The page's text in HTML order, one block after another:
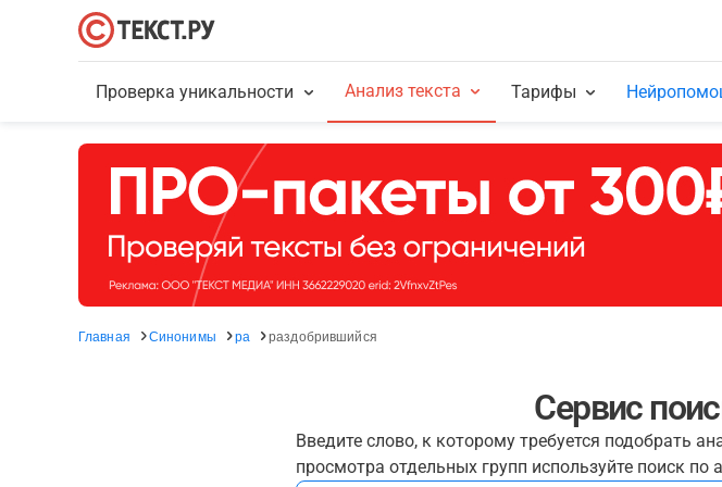
Проверка уникальности Анализ текста Тарифы
Главная Синонимы ра раздобрившийся
Сервис
Введите слово, к которому требуется подобрать
просмотра отдельных групп используйте поиск по